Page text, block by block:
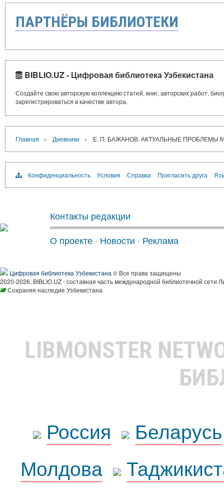
ПАРТНЁРЫ БИБЛИОТЕКИ
BIBLIO.UZ - Цифровая библиотека Узбекистана
Создайте свою авторскую коллекцию статей, книг, авторских работ,
зарегистрироваться в качестве автора.
Главная › Дневники › Е. П. БАЖАНОВ. АКТУАЛЬНЫЕ
Конфиденциальность Условия Справка Пригласить друга
Контакты редакции
О проекте · Новости · Реклама
Цифровая библиотека Узбекистана © Все права защищены
2020-2026, BIBLIO.UZ - составная часть международной библиотечной сети
Сохраняя наследие Узбекистана
LIBMONSTER
Россия
Беларусь
Молдова